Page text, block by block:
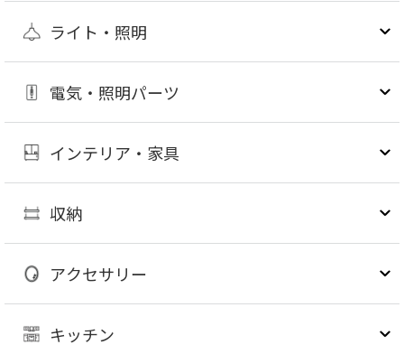
ライト・照明
電気・照明パーツ
インテリア・家具
収納
アクセサリー
キッチン